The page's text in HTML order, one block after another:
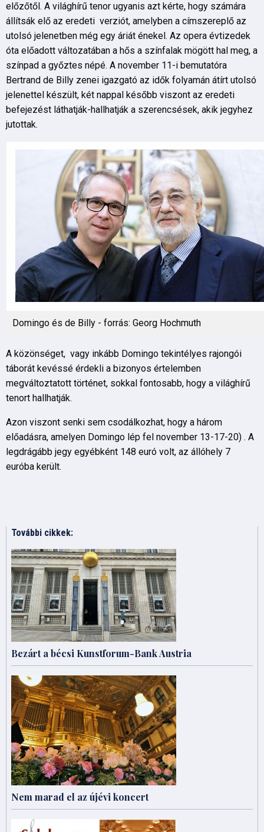
előzőtől. A világhírű tenor ugyanis azt kérte, hogy számára
állítsák elő az eredeti verziót, amelyben a címszereplő az
utolsó jelenetben még egy áriát énekel. Az opera évtizedek
óta előadott változatában a hős a színfalak mögött hal meg, a
színpad a győztes népé. A november 11-i bemutatóra
Bertrand de Billy zenei igazgató az idők folyamán átírt utolsó
jelenettel készült, két nappal később viszont az eredeti
befejezést láthatják-hallhatják a szerencsések, akik jegyhez
jutottak.
Domingo és de Billy - forrás: Georg Hochmuth
A közönséget, vagy inkább Domingo tekintélyes rajongói
táborát kevéssé érdekli a bizonyos értelemben
megváltoztatott történet, sokkal fontosabb, hogy a világhírű
tenort hallhatják.
Azon viszont senki sem csodálkozhat, hogy a három
előadásra, amelyen Domingo lép fel november 13-17-20) . A
legdrágább jegy egyébként 148 euró volt, az állóhely 7
euróba került.
További cikkek:
Bezárt a bécsi Kunstforum-Bank Austria
Nem marad el az újévi koncert